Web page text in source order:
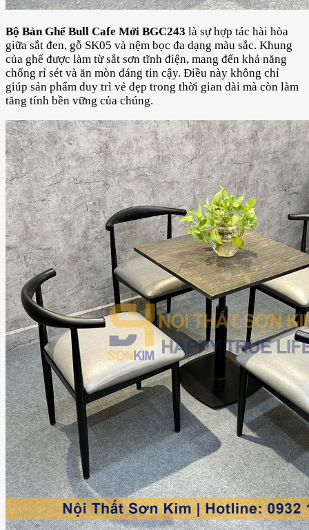
Bộ Bàn Ghế Bull Cafe Mới BGC243 là sự hợp tác hài hòa
giữa sắt đen, gỗ SK05 và nệm bọc đa dạng màu sắc. Khung
của ghế được làm từ sắt sơn tĩnh điện, mang đến khả năng
chống rỉ sét và ăn mòn đáng tin cậy. Điều này không chỉ
giúp sản phẩm duy trì vẻ đẹp trong thời gian dài mà còn làm
tăng tính bền vững của chúng.